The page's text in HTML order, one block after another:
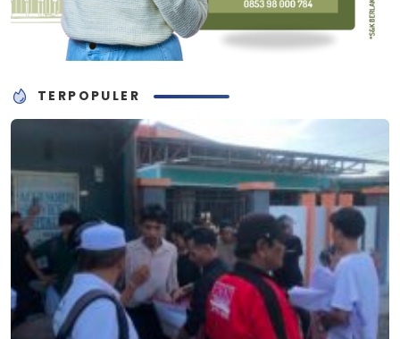
TERPOPULER